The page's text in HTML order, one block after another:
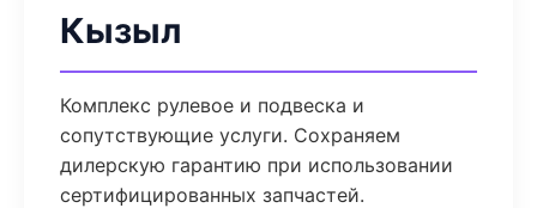
Кызыл
Комплекс рулевое и подвеска и
сопутствующие услуги. Сохраняем
дилерскую гарантию при использовании
сертифицированных запчастей.